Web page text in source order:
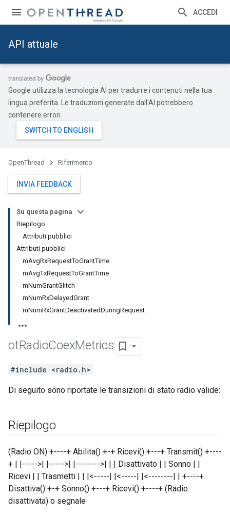
ACCEDI
API attuale
Google utilizza la tecnologia AI per tradurre i contenuti nella tua
lingua preferita. Le traduzioni generate dall'AI potrebbero
contenere errori.
OpenThread Riferimento
INVIA FEEDBACK
Su questa pagina
Riepilogo
Attributi pubblici
Attributi pubblici
mAvgRxRequestToGrantTime
mAvgTxRequestToGrantTime
mNumGrantGlitch
mNumRxDelayedGrant
mNumRxGrantDeactivatedDuringRequest
otRadioCoexMetrics
#include <radio.h>
Di seguito sono riportate le transizioni di stato radio valide:
Riepilogo
(Radio ON) +----+ Abilita() +-+ Ricevi() +---+ Transmit() +----
+ | |----->| |----->| |-------->| | | Disattivato | | Sonno | |
Ricevi | | Trasmetti | | |<-----| |<-----| |<--------| | +----+
Disattiva() +-+ Sonno() +---+ Ricevi() +----+ (Radio
disattivata) o segnale